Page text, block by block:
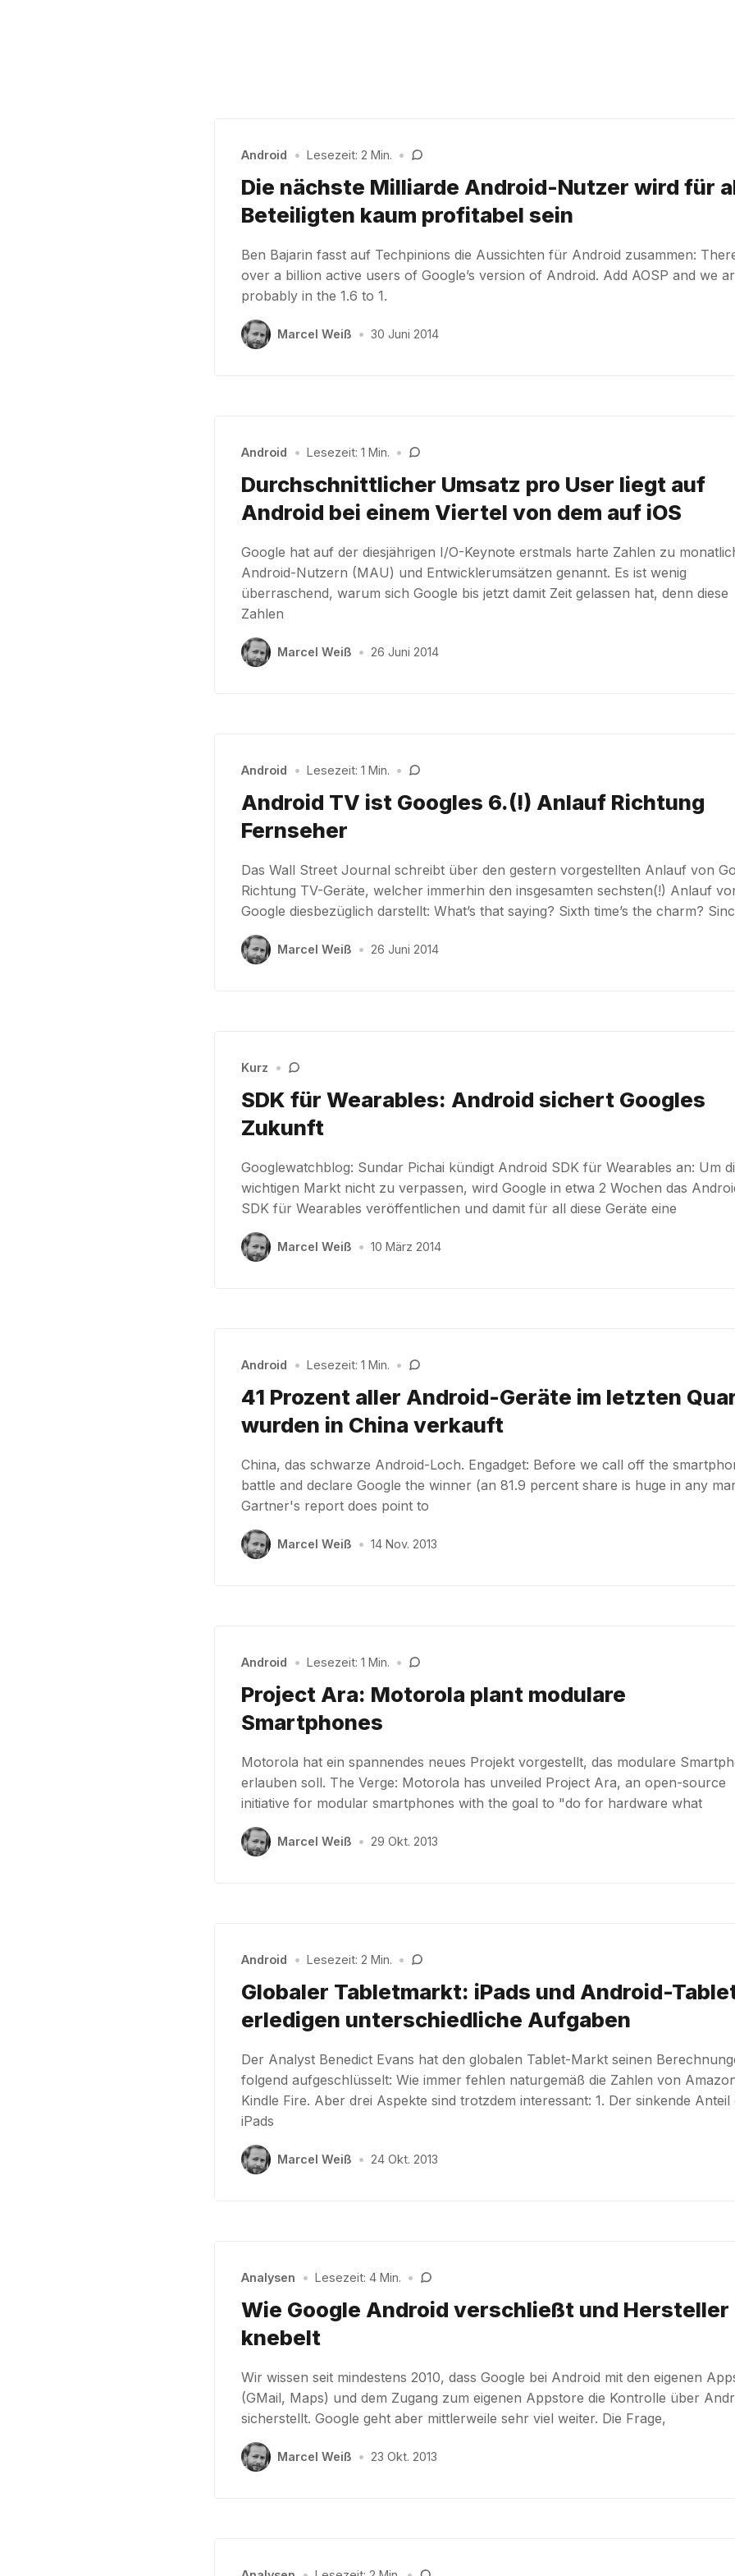
Android • Lesezeit: 2 Min. •
Die nächste Milliarde Android-Nutzer wird für
Beteiligten kaum profitabel sein
Ben Bajarin fasst auf Techpinions die Aussichten für Android zusammen:
over a billion active users of Google’s version of Android. Add AOSP and we
probably in the 1.6 to 1.
Marcel Weiß • 30 Juni 2014
Android • Lesezeit: 1 Min. •
Durchschnittlicher Umsatz pro User liegt auf
Android bei einem Viertel von dem auf iOS
Google hat auf der diesjährigen I/O-Keynote erstmals harte Zahlen zu
Android-Nutzern (MAU) und Entwicklerumsätzen genannt. Es ist wenig
überraschend, warum sich Google bis jetzt damit Zeit gelassen hat, denn diese
Zahlen
Marcel Weiß • 26 Juni 2014
Android • Lesezeit: 1 Min. •
Android TV ist Googles 6.(!) Anlauf Richtung
Fernseher
Das Wall Street Journal schreibt über den gestern vorgestellten Anlauf von
Richtung TV-Geräte, welcher immerhin den insgesamten sechsten(!) Anlauf
Google diesbezüglich darstellt: What’s that saying? Sixth time’s the charm?
Marcel Weiß • 26 Juni 2014
Kurz •
SDK für Wearables: Android sichert Googles
Zukunft
Googlewatchblog: Sundar Pichai kündigt Android SDK für Wearables an: Um
wichtigen Markt nicht zu verpassen, wird Google in etwa 2 Wochen das
SDK für Wearables veröffentlichen und damit für all diese Geräte eine
Marcel Weiß • 10 März 2014
Android • Lesezeit: 1 Min. •
41 Prozent aller Android-Geräte im letzten
wurden in China verkauft
China, das schwarze Android-Loch. Engadget: Before we call off the
battle and declare Google the winner (an 81.9 percent share is huge in any
Gartner's report does point to
Marcel Weiß • 14 Nov. 2013
Android • Lesezeit: 1 Min. •
Project Ara: Motorola plant modulare
Smartphones
Motorola hat ein spannendes neues Projekt vorgestellt, das modulare
erlauben soll. The Verge: Motorola has unveiled Project Ara, an open-source
initiative for modular smartphones with the goal to "do for hardware what
Marcel Weiß • 29 Okt. 2013
Android • Lesezeit: 2 Min. •
Globaler Tabletmarkt: iPads und Android-
erledigen unterschiedliche Aufgaben
Der Analyst Benedict Evans hat den globalen Tablet-Markt seinen
folgend aufgeschlüsselt: Wie immer fehlen naturgemäß die Zahlen von
Kindle Fire. Aber drei Aspekte sind trotzdem interessant: 1. Der sinkende Anteil
iPads
Marcel Weiß • 24 Okt. 2013
Analysen • Lesezeit: 4 Min. •
Wie Google Android verschließt und Hersteller
knebelt
Wir wissen seit mindestens 2010, dass Google bei Android mit den eigenen
(GMail, Maps) und dem Zugang zum eigenen Appstore die Kontrolle über
sicherstellt. Google geht aber mittlerweile sehr viel weiter. Die Frage,
Marcel Weiß • 23 Okt. 2013